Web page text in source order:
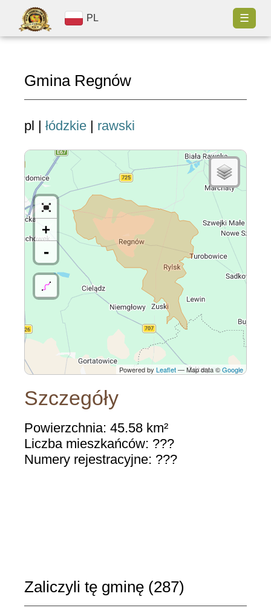
PL ☰
Gmina Regnów
pl | łódzkie | rawski
+
-
Powered byLeaflet— Map data ©Google
Szczegóły
Powierzchnia: 45.58 km²
Liczba mieszkańców: ???
Numery rejestracyjne: ???
Zaliczyli tę gminę (287)